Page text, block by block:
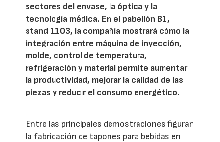
sectores del envase, la óptica y la
tecnología médica. En el pabellón B1,
stand 1103, la compañía mostrará cómo la
integración entre máquina de inyección,
molde, control de temperatura,
refrigeración y material permite aumentar
la productividad, mejorar la calidad de las
piezas y reducir el consumo energético.
Entre las principales demostraciones figuran
la fabricación de tapones para bebidas en